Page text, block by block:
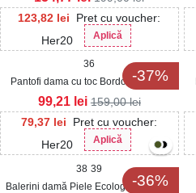
123,82 lei
Pret cu voucher:
Her20
Aplică
-37%
36
Pantofi dama cu toc Bordo din Piele
Ecologica Lacuita Sisira
79,37 lei
Pret cu voucher:
Her20
Aplică
99,21 lei 159,00lei
-36%
38 39
Balerini damă Piele Ecologica Lacuita